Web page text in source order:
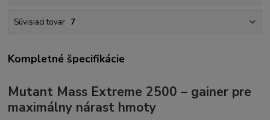
Súvisiaci tovar 7
Kompletné špecifikácie
Mutant Mass Extreme 2500 – gainer pre
maximálny nárast hmoty